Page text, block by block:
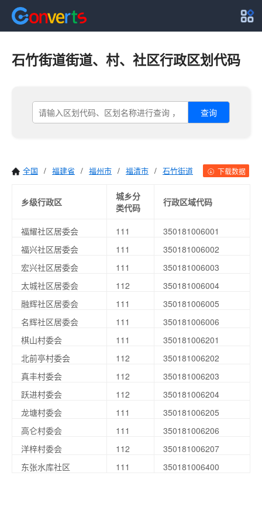
石竹街道街道、村、社区行政区划代码
查询
全国 / 福建省 / 福州市 / 福清市 / 石竹街道 下载数据
乡级行政区
城乡分
类代码
行政区域代码
福耀社区居委会 111
350181006001
福兴社区居委会
111
350181006002
宏兴社区居委会
111
350181006003
太城社区居委会
112
350181006004
融辉社区居委会
111
350181006005
名辉社区居委会
111
350181006006
棋山村委会
111
350181006201
北前亭村委会
112
350181006202
真丰村委会
112
350181006203
跃进村委会
112
350181006204
龙塘村委会
111
350181006205
高仑村委会
111
350181006206
洋梓村委会
112
350181006207
东张水库社区
111 350181006400